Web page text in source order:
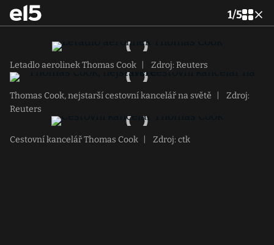
1/5
Letadlo aerolinek Thomas Cook Zdroj: Reuters
Thomas Cook, nejstarší cestovní kancelář na světě
Zdroj:
Reuters
Cestovní kancelář Thomas Cook Zdroj: ctk